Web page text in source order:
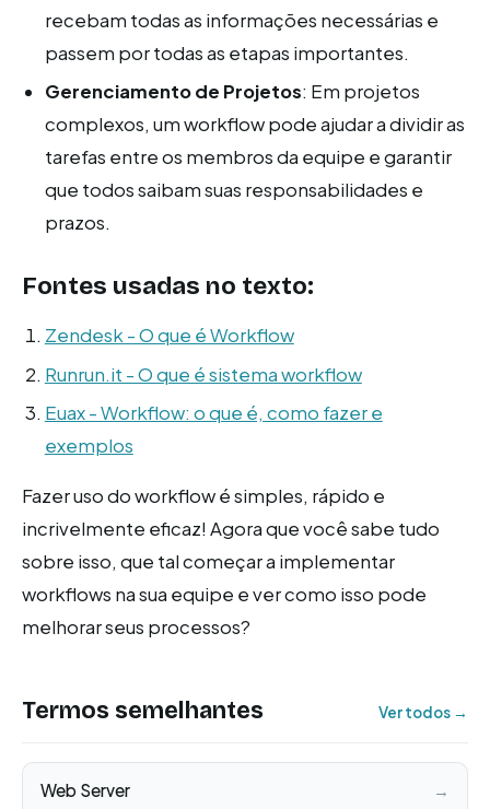
recebam todas as informações necessárias e
passem por todas as etapas importantes.
Gerenciamento de Projetos: Em projetos
complexos, um workflow pode ajudar a dividir as
tarefas entre os membros da equipe e garantir
que todos saibam suas responsabilidades e
prazos.
Fontes usadas no texto:
Zendesk - O que é Workflow
Runrun.it - O que é sistema workflow
Euax - Workflow: o que é, como fazer e
exemplos
Fazer uso do workflow é simples, rápido e
incrivelmente eficaz! Agora que você sabe tudo
sobre isso, que tal começar a implementar
workflows na sua equipe e ver como isso pode
melhorar seus processos?
Termos semelhantes Ver todos →
Web Server →